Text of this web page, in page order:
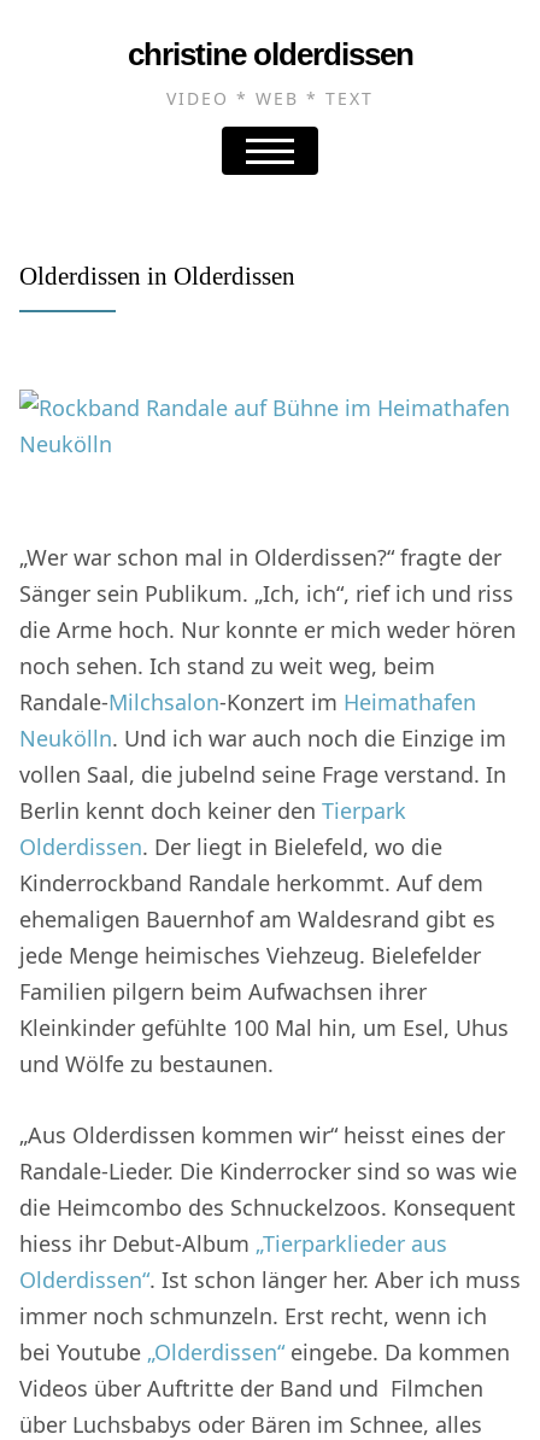
christine olderdissen
VIDEO * WEB * TEXT
Olderdissen in Olderdissen
„Wer war schon mal in Olderdissen?“ fragte der
Sänger sein Publikum. „Ich, ich“, rief ich und riss
die Arme hoch. Nur konnte er mich weder hören
noch sehen. Ich stand zu weit weg, beim
Randale-Milchsalon-Konzert im Heimathafen
Neukölln. Und ich war auch noch die Einzige im
vollen Saal, die jubelnd seine Frage verstand. In
Berlin kennt doch keiner den Tierpark
Olderdissen. Der liegt in Bielefeld, wo die
Kinderrockband Randale herkommt. Auf dem
ehemaligen Bauernhof am Waldesrand gibt es
jede Menge heimisches Viehzeug. Bielefelder
Familien pilgern beim Aufwachsen ihrer
Kleinkinder gefühlte 100 Mal hin, um Esel, Uhus
und Wölfe zu bestaunen.
„Aus Olderdissen kommen wir“ heisst eines der
Randale-Lieder. Die Kinderrocker sind so was wie
die Heimcombo des Schnuckelzoos. Konsequent
hiess ihr Debut-Album „Tierparklieder aus
Olderdissen“. Ist schon länger her. Aber ich muss
immer noch schmunzeln. Erst recht, wenn ich
bei Youtube „Olderdissen“ eingebe. Da kommen
Videos über Auftritte der Band und Filmchen
über Luchsbabys oder Bären im Schnee, alles